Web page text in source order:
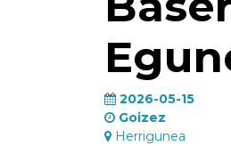
2026-05-15
Goizez
Herrigunea